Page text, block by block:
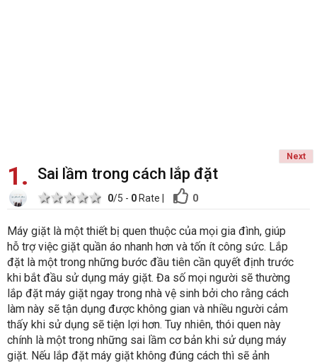
Next
1 Sai lầm trong cách lắp đặt
5 stars
4 stars
3 stars
2 stars
1 star 0/5 - 0Rate 0
Máy giặt là một thiết bị quen thuộc của mọi gia đình, giúp
hỗ trợ việc giặt quần áo nhanh hơn và tốn ít công sức. Lắp
đặt là một trong những bước đầu tiên cần quyết định trước
khi bắt đầu sử dụng máy giặt. Đa số mọi người sẽ thường
lắp đặt máy giặt ngay trong nhà vệ sinh bởi cho rằng cách
làm này sẽ tận dụng được không gian và nhiều người cảm
thấy khi sử dụng sẽ tiện lợi hơn. Tuy nhiên, thói quen này
chính là một trong những sai lầm cơ bản khi sử dụng máy
giặt. Nếu lắp đặt máy giặt không đúng cách thì sẽ ảnh